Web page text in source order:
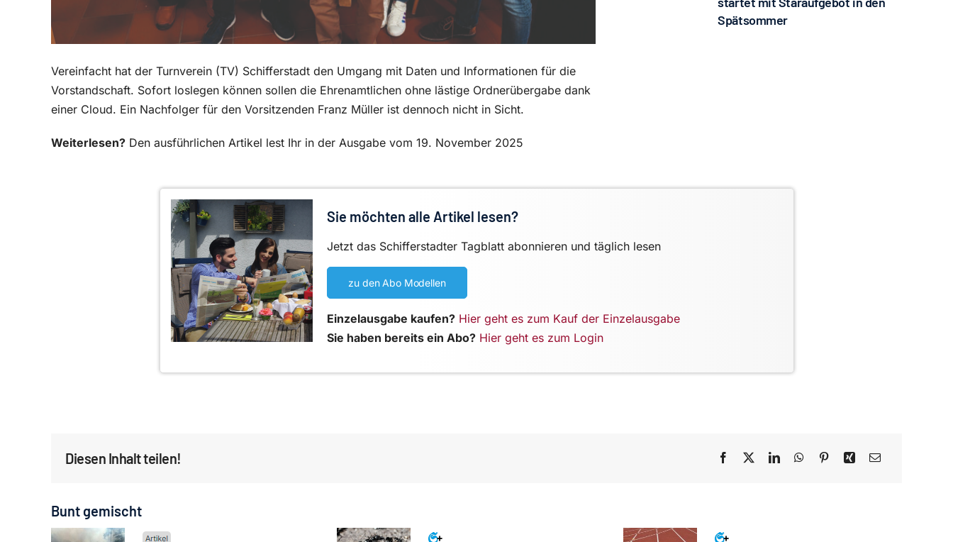
Vereinfacht hat der Turnverein (TV) Schifferstadt den Umgang mit Daten und Informationen für die
Vorstandschaft. Sofort loslegen können sollen die Ehrenamtlichen ohne lästige Ordnerübergabe dank
einer Cloud. Ein Nachfolger für den Vorsitzenden Franz Müller ist dennoch nicht in Sicht.
Weiterlesen? Den ausführlichen Artikel lest Ihr in der Ausgabe vom 19. November 2025
Spätsommer
Sie möchten alle Artikel lesen?
Jetzt das Schifferstadter Tagblatt abonnieren und täglich lesen
zu den Abo Modellen
Einzelausgabe kaufen? Hier geht es zum Kauf der Einzelausgabe
Sie haben bereits ein Abo? Hier geht es zum Login
Diesen Inhalt teilen!
Bunt gemischt